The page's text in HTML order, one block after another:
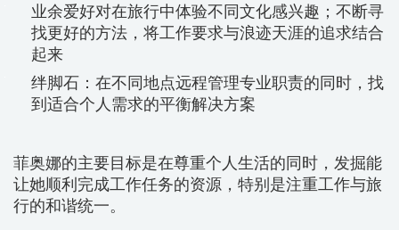
业余爱好对在旅行中体验不同文化感兴趣；不断寻
找更好的方法，将工作要求与浪迹天涯的追求结合
起来
绊脚石：在不同地点远程管理专业职责的同时，找
到适合个人需求的平衡解决方案
菲奥娜的主要目标是在尊重个人生活的同时，发掘能
让她顺利完成工作任务的资源，特别是注重工作与旅
行的和谐统一。